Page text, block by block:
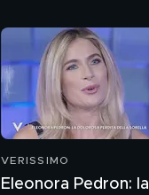
VERISSIMO
Eleonora Pedron: la